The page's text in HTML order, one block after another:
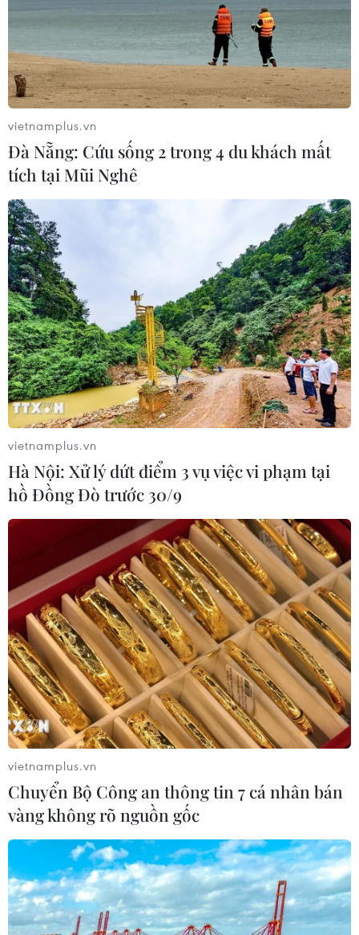
phát biểu chỉ đạo và bấm nút khởi công dự án đường
cao tốc Bến Lức-Long Thành - gói thầu 12.
vietnamplus.vn
Đà Nẵng: Cứu sống 2 trong 4 du khách mất
tích tại Mũi Nghê
vietnamplus.vn
Hà Nội: Xử lý dứt điểm 3 vụ việc vi phạm tại
hồ Đồng Đò trước 30/9
vietnamplus.vn
Chuyển Bộ Công an thông tin 7 cá nhân bán
vàng không rõ nguồn gốc